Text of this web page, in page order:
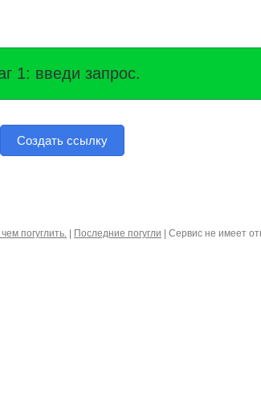
1: введи запрос.
Создать ссылку
погуглить. Последние погугли | Сервис не имеет